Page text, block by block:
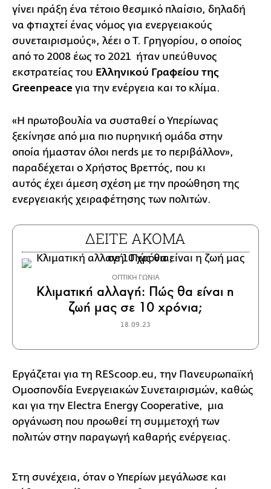
γίνει πράξη ένα τέτοιο θεσμικό πλαίσιο, δηλαδή
να φτιαχτεί ένας νόμος για ενεργειακούς
συνεταιρισμούς», λέει ο Τ. Γρηγορίου, ο οποίος
από το 2008 έως το 2021 ήταν υπεύθυνος
εκστρατείας του Ελληνικού Γραφείου της
Greenpeace για την ενέργεια και το κλίμα.
«Η πρωτοβουλία να συσταθεί ο Υπερίωνας
ξεκίνησε από μια πιο πυρηνική ομάδα στην
οποία ήμασταν όλοι nerds με το περιβάλλον»,
παραδέχεται ο Χρήστος Βρεττός, που κι
αυτός έχει άμεση σχέση με την προώθηση της
ενεργειακής χειραφέτησης των πολιτών.
ΔΕΙΤΕ ΑΚΟΜΑ
ΟΠΤΙΚΗ ΓΩΝΙΑ
Κλιματική αλλαγή: Πώς θα είναι η
ζωή μας σε 10 χρόνια;
18.09.23
Εργάζεται για τη REScoop.eu, την Πανευρωπαϊκή
Ομοσπονδία Ενεργειακών Συνεταιρισμών, καθώς
και για την Electra Energy Cooperative, μια
οργάνωση που προωθεί τη συμμετοχή των
πολιτών στην παραγωγή καθαρής ενέργειας.
Στη συνέχεια, όταν ο Υπερίων μεγάλωσε και